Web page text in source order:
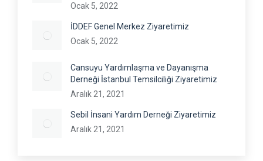
Ocak 5, 2022
İDDEF Genel Merkez Ziyaretimiz
Ocak 5, 2022
Cansuyu Yardımlaşma ve Dayanışma
Derneği İstanbul Temsilciliği Ziyaretimiz
Aralık 21, 2021
Sebil İnsani Yardım Derneği Ziyaretimiz
Aralık 21, 2021